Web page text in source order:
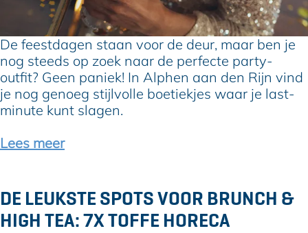
e
s
t
d
a
g
e
n
i
e
k
j
e
v
o
r
b
De feestdagen staan voor de deur, maar ben je
nog steeds op zoek naar de perfecte party-
outfit? Geen paniek! In Alphen aan den Rijn vind
je nog genoeg stijlvolle boetiekjes waar je last-
minute kunt slagen.
Lees meer
DE LEUKSTE SPOTS VOOR BRUNCH &
HIGH TEA: 7X TOFFE HORECA